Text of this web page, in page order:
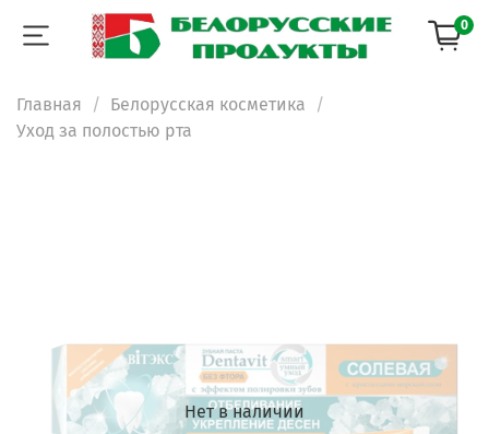
0
Главная
Белорусская косметика
Уход за полостью рта
Нет в наличии